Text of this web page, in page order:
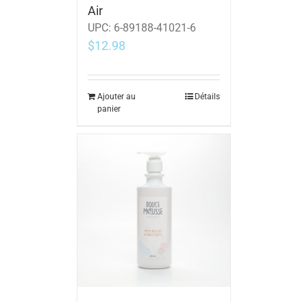
Air
UPC: 6-89188-41021-6
$12.98
Ajouter au
panier
Détails